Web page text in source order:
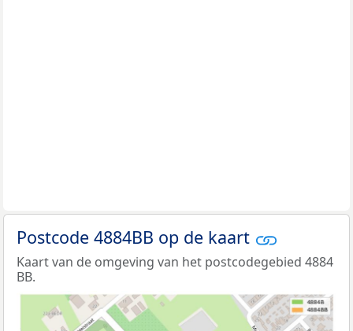
Postcode 4884BB op de kaart
Kaart van de omgeving van het postcodegebied 4884
BB.